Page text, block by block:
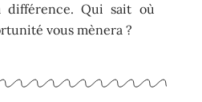
Qui sait où
vous mènera ?